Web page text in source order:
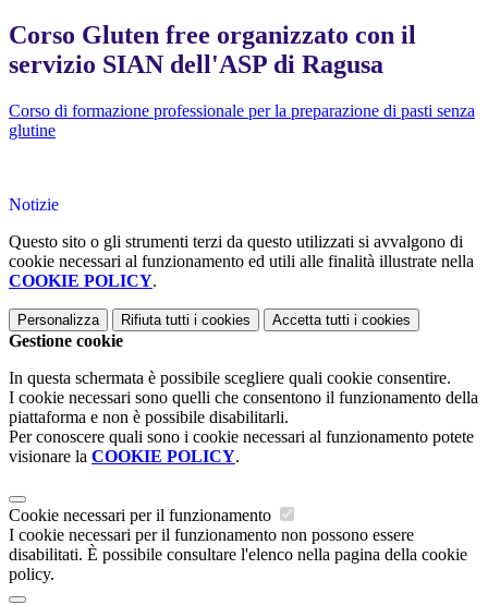
Corso Gluten free organizzato con il
servizio SIAN dell'ASP di Ragusa
Corso di formazione professionale per la preparazione di pasti senza
glutine
Notizie
Questo sito o gli strumenti terzi da questo utilizzati si avvalgono di
cookie necessari al funzionamento ed utili alle finalità illustrate nella
COOKIE POLICY.
Personalizza Rifiuta tutti i cookies Accetta tutti i cookies
Gestione cookie
In questa schermata è possibile scegliere quali cookie consentire.
I cookie necessari sono quelli che consentono il funzionamento della
piattaforma e non è possibile disabilitarli.
Per conoscere quali sono i cookie necessari al funzionamento potete
visionare la COOKIE POLICY.
Cookie necessari per il funzionamento
I cookie necessari per il funzionamento non possono essere
disabilitati. È possibile consultare l'elenco nella pagina della cookie
policy.